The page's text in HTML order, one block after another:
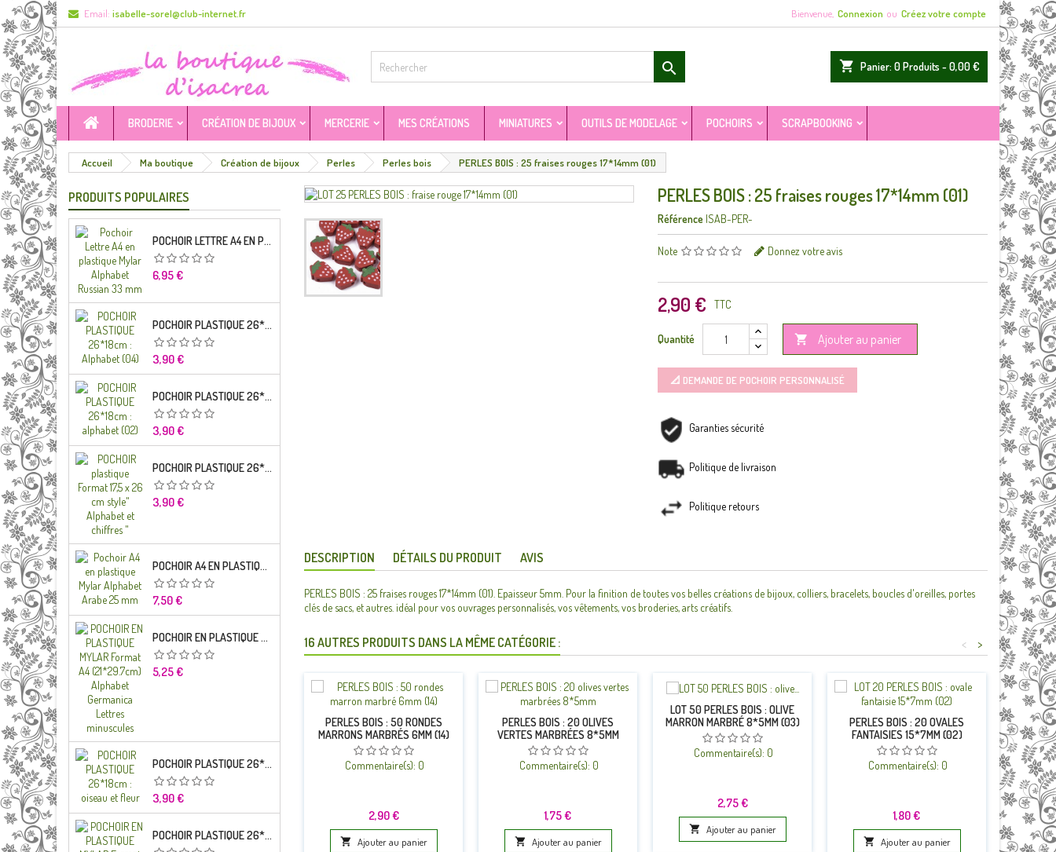
Email: isabelle-sorel@club-internet.fr Bienvenue, Connexion ou Créez votre compte
shopping_cart Panier: 0Produits - 0,00 €

BRODERIE CRÉATION DE BIJOUX MERCERIE MES CRÉATIONS MINIATURES OUTILS DE MODELAGE POCHOIRS SCRAPBOOKING
Accueil Ma boutique Création de bijoux Perles Perles bois PERLES BOIS : 25 fraises rouges 17*14mm (01)
PRODUITS POPULAIRES
POCHOIR LETTRE A4 EN PLASTIQUE MYLAR ALPHABET RUSSIAN 33 MM
Prix
6,95 €
POCHOIR PLASTIQUE 26*18CM : ALPHABET (04)
Prix
3,90 €
POCHOIR PLASTIQUE 26*18CM : ALPHABET (02)
Prix
3,90 €
POCHOIR PLASTIQUE 26*18CM : ALPHABET (01)
Prix
3,90 €
POCHOIR A4 EN PLASTIQUE MYLAR ALPHABET ARABE 25 MM
Prix
7,50 €
POCHOIR EN PLASTIQUE MYLAR FORMAT A4 (21*29.7CM) ALPHABET GERMANICA LETTRES MINUSCULES
Prix
5,25 €
POCHOIR PLASTIQUE 26*18CM : OISEAU ET FLEUR
Prix
3,90 €
POCHOIR PLASTIQUE 26*18CM : ALPHABET (03)
PERLES BOIS : 25 fraises rouges 17*14mm (01)
Référence ISAB-PER-
Note Donnez votre avis
2,90 € TTC
Quantité  Ajouter au panier
📐 DEMANDE DE POCHOIR PERSONNALISÉ
Garanties sécurité
Politique de livraison
Politique retours
DESCRIPTION DÉTAILS DU PRODUIT AVIS
PERLES BOIS : 25 fraises rouges 17*14mm (01). Epaisseur 5mm. Pour la finition de toutes vos belles créations de bijoux, colliers, bracelets, boucles d'oreilles, portes
clés de sacs, et autres. idéal pour vos ouvrages personnalisés, vos vêtements, vos broderies, arts créatifs.
16 AUTRES PRODUITS DANS LA MÊME CATÉGORIE : >
<
PERLES BOIS : 50 RONDES
MARRONS MARBRÉS 6MM (14)
Commentaire(s): 0
Prix
2,90 €
 Ajouter au panier
PERLES BOIS : 20 OLIVES
VERTES MARBRÉES 8*5MM
Commentaire(s): 0
Prix
1,75 €
 Ajouter au panier
LOT 50 PERLES BOIS : OLIVE
MARRON MARBRÉ 8*5MM (03)
Commentaire(s): 0
Prix
2,75 €
 Ajouter au panier
PERLES BOIS : 20 OVALES
FANTAISIES 15*7MM (02)
Commentaire(s): 0
Prix
1,80 €
 Ajouter au panier
BLEU/
